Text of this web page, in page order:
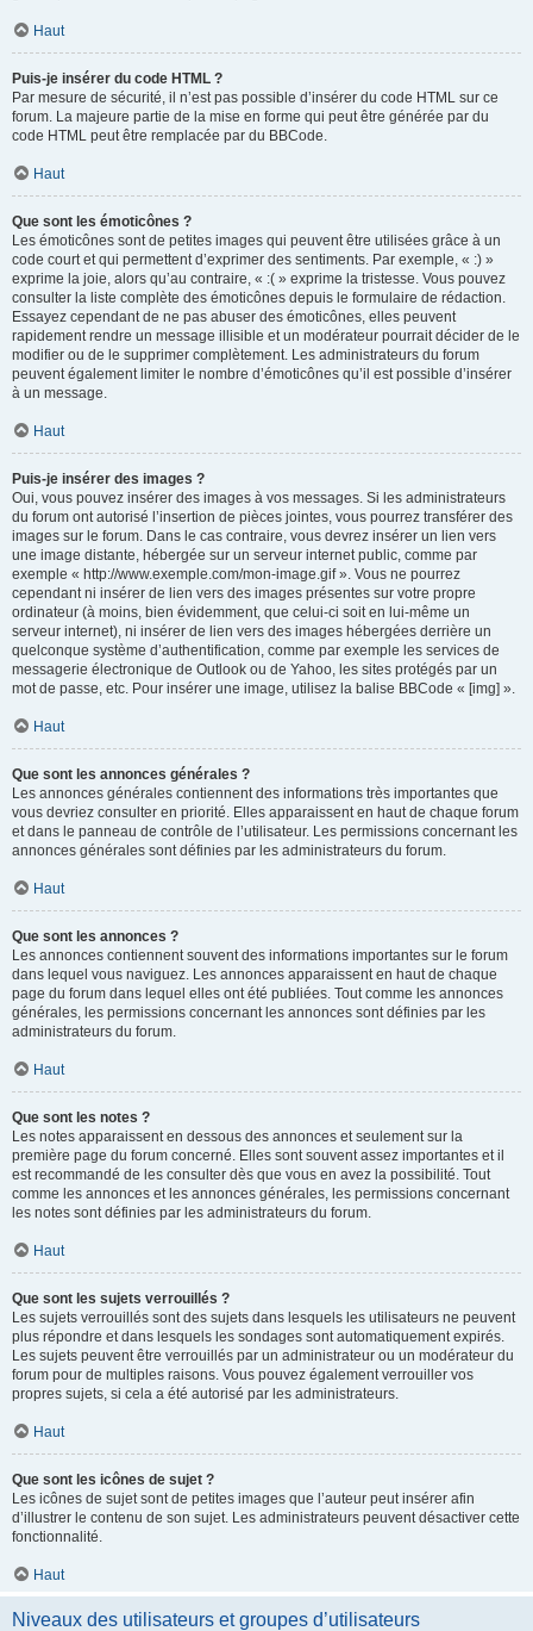
Haut
Puis-je insérer du code HTML ?
Par mesure de sécurité, il n’est pas possible d’insérer du code HTML sur ce
forum. La majeure partie de la mise en forme qui peut être générée par du
code HTML peut être remplacée par du BBCode.
Haut
Que sont les émoticônes ?
Les émoticônes sont de petites images qui peuvent être utilisées grâce à un
code court et qui permettent d’exprimer des sentiments. Par exemple, « :) »
exprime la joie, alors qu’au contraire, « :( » exprime la tristesse. Vous pouvez
consulter la liste complète des émoticônes depuis le formulaire de rédaction.
Essayez cependant de ne pas abuser des émoticônes, elles peuvent
rapidement rendre un message illisible et un modérateur pourrait décider de le
modifier ou de le supprimer complètement. Les administrateurs du forum
peuvent également limiter le nombre d’émoticônes qu’il est possible d’insérer
à un message.
Haut
Puis-je insérer des images ?
Oui, vous pouvez insérer des images à vos messages. Si les administrateurs
du forum ont autorisé l’insertion de pièces jointes, vous pourrez transférer des
images sur le forum. Dans le cas contraire, vous devrez insérer un lien vers
une image distante, hébergée sur un serveur internet public, comme par
exemple « http://www.exemple.com/mon-image.gif ». Vous ne pourrez
cependant ni insérer de lien vers des images présentes sur votre propre
ordinateur (à moins, bien évidemment, que celui-ci soit en lui-même un
serveur internet), ni insérer de lien vers des images hébergées derrière un
quelconque système d’authentification, comme par exemple les services de
messagerie électronique de Outlook ou de Yahoo, les sites protégés par un
mot de passe, etc. Pour insérer une image, utilisez la balise BBCode « [img] ».
Haut
Que sont les annonces générales ?
Les annonces générales contiennent des informations très importantes que
vous devriez consulter en priorité. Elles apparaissent en haut de chaque forum
et dans le panneau de contrôle de l’utilisateur. Les permissions concernant les
annonces générales sont définies par les administrateurs du forum.
Haut
Que sont les annonces ?
Les annonces contiennent souvent des informations importantes sur le forum
dans lequel vous naviguez. Les annonces apparaissent en haut de chaque
page du forum dans lequel elles ont été publiées. Tout comme les annonces
générales, les permissions concernant les annonces sont définies par les
administrateurs du forum.
Haut
Que sont les notes ?
Les notes apparaissent en dessous des annonces et seulement sur la
première page du forum concerné. Elles sont souvent assez importantes et il
est recommandé de les consulter dès que vous en avez la possibilité. Tout
comme les annonces et les annonces générales, les permissions concernant
les notes sont définies par les administrateurs du forum.
Haut
Que sont les sujets verrouillés ?
Les sujets verrouillés sont des sujets dans lesquels les utilisateurs ne peuvent
plus répondre et dans lesquels les sondages sont automatiquement expirés.
Les sujets peuvent être verrouillés par un administrateur ou un modérateur du
forum pour de multiples raisons. Vous pouvez également verrouiller vos
propres sujets, si cela a été autorisé par les administrateurs.
Haut
Que sont les icônes de sujet ?
Les icônes de sujet sont de petites images que l’auteur peut insérer afin
d’illustrer le contenu de son sujet. Les administrateurs peuvent désactiver cette
fonctionnalité.
Haut
Niveaux des utilisateurs et groupes d’utilisateurs